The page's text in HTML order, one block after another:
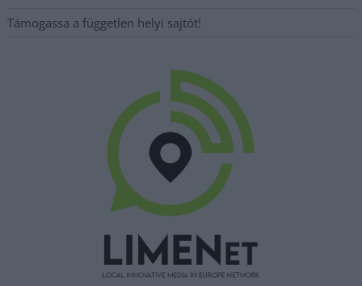
Támogassa a független helyi sajtót!